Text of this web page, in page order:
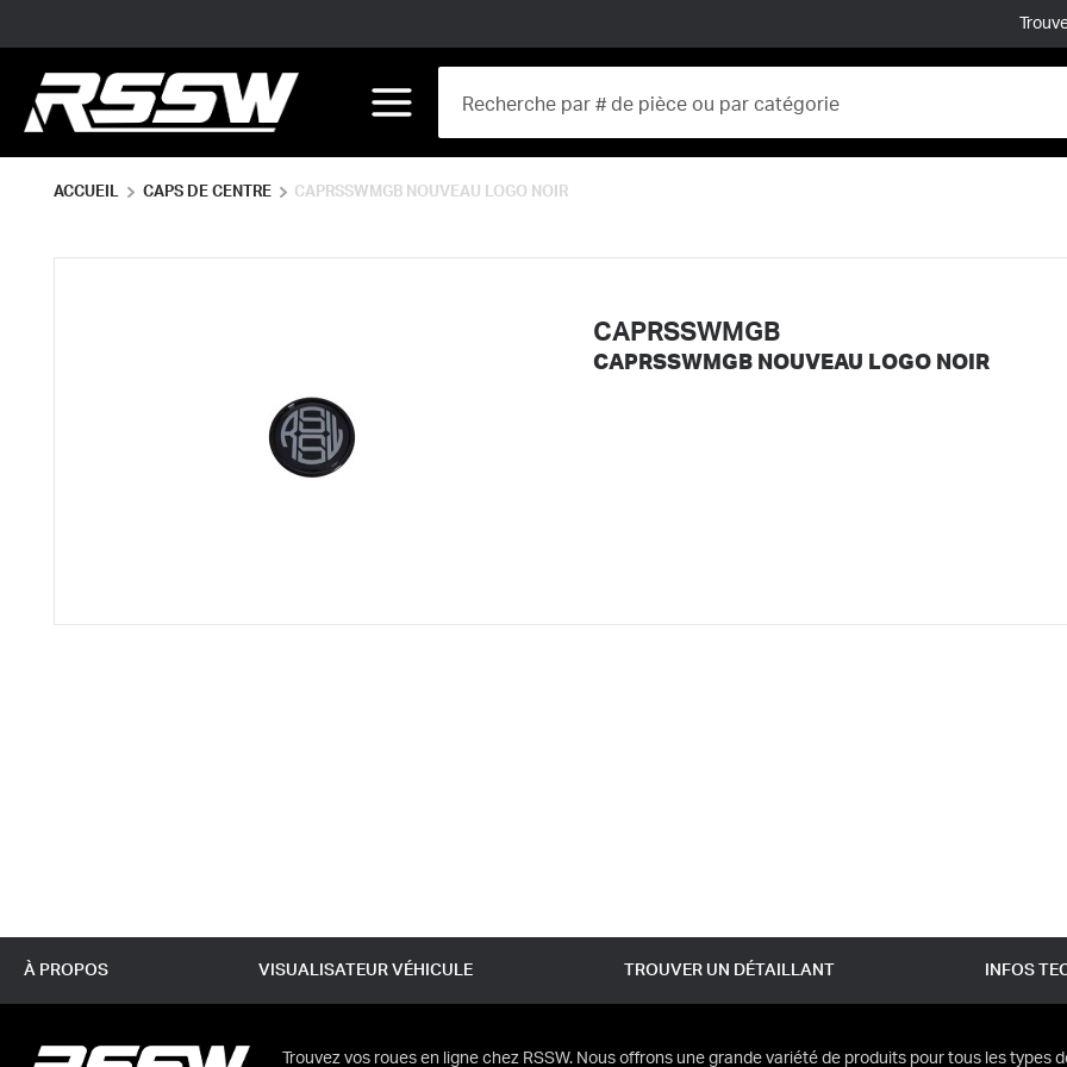
ACCUEIL CAPS DE CENTRE CAPRSSWMGB NOUVEAU LOGO NOIR
CAPRSSWMGB
CAPRSSWMGB NOUVEAU LOGO NOIR
À PROPOS VISUALISATEUR VÉHICULE TROUVER UN DÉTAILLANT INFOS
Trouvez vos roues en ligne chez RSSW. Nous offrons une grande variété de produits pour tous les